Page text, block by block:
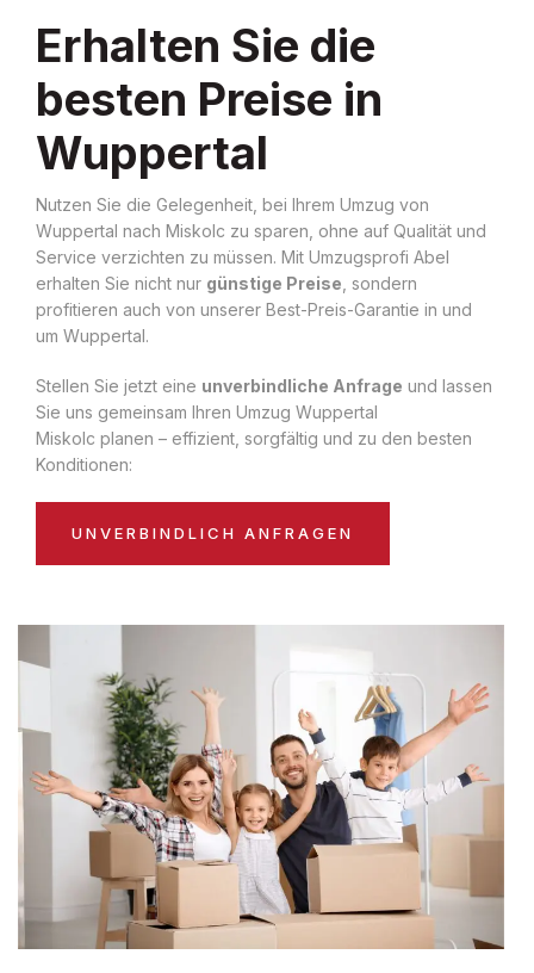
Erhalten Sie die
besten Preise in
Wuppertal
Nutzen Sie die Gelegenheit, bei Ihrem Umzug von
Wuppertal nach Miskolc zu sparen, ohne auf Qualität und
Service verzichten zu müssen. Mit Umzugsprofi Abel
erhalten Sie nicht nur günstige Preise , sondern
profitieren auch von unserer Best-Preis-Garantie in und
um Wuppertal.
Stellen Sie jetzt eine unverbindliche Anfrage und lassen
Sie uns gemeinsam Ihren Umzug Wuppertal
Miskolc planen – effizient, sorgfältig und zu den besten
Konditionen:
UNVERBINDLICH ANFRAGEN